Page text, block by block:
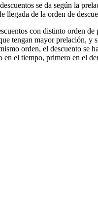
se da según la
llegada de la orden de
con distinto orden de
tengan mayor prelación, y
orden, el descuento se
en el tiempo, primero en el